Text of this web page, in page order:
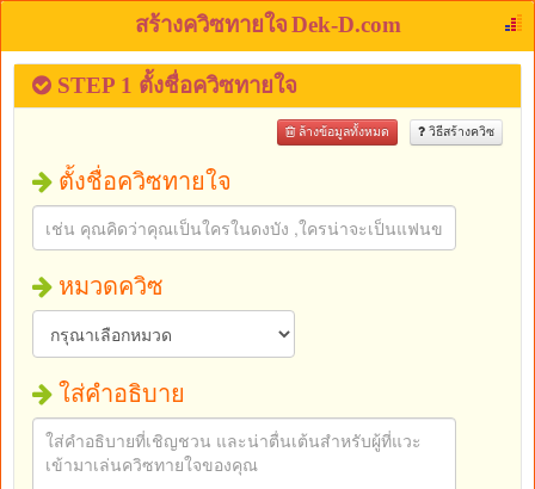
สร้างควิซทายใจDek-D.com
STEP 1 ตั้งชื่อควิซทายใจ
ล้างข้อมูลทั้งหมด วิธีสร้างควิซ
ตั้งชื่อควิซทายใจ
หมวดควิซ
ใส่คำอธิบาย